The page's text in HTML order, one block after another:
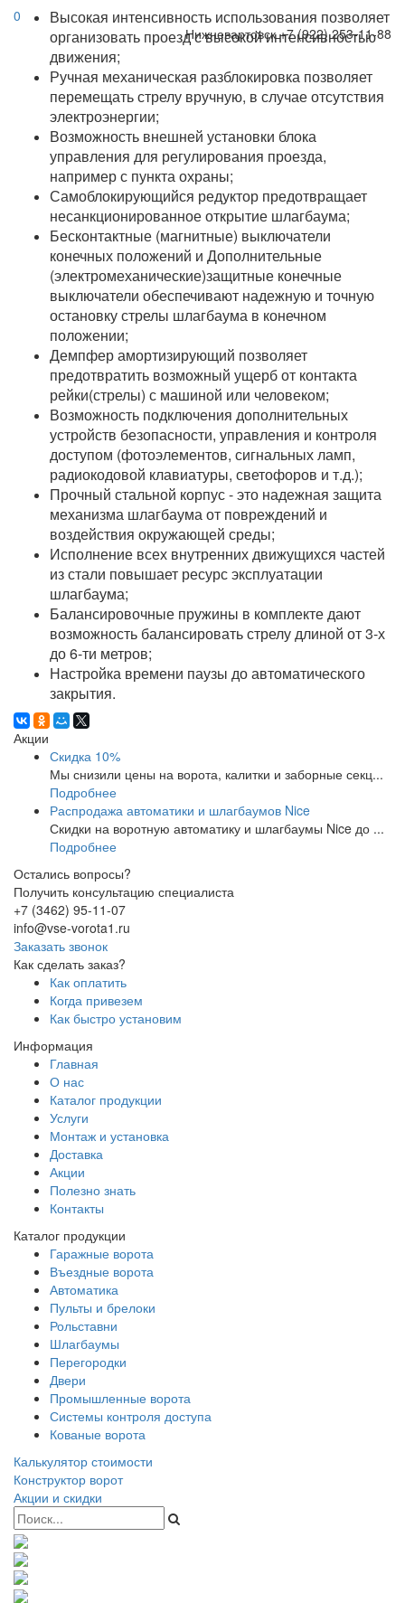
0
Нижневартовск+7 (922) 253-11-88
Высокая интенсивность использования позволяет
организовать проезд с высокой интенсивностью
движения;
Ручная механическая разблокировка позволяет
перемещать стрелу вручную, в случае отсутствия
электроэнергии;
Возможность внешней установки блока
управления для регулирования проезда,
например с пункта охраны;
Самоблокирующийся редуктор предотвращает
несанкционированное открытие шлагбаума;
Бесконтактные (магнитные) выключатели
конечных положений и Дополнительные
(электромеханические)защитные конечные
выключатели обеспечивают надежную и точную
остановку стрелы шлагбаума в конечном
положении;
Демпфер амортизирующий позволяет
предотвратить возможный ущерб от контакта
рейки(стрелы) с машиной или человеком;
Возможность подключения дополнительных
устройств безопасности, управления и контроля
доступом (фотоэлементов, сигнальных ламп,
радиокодовой клавиатуры, светофоров и т.д.);
Прочный стальной корпус - это надежная защита
механизма шлагбаума от повреждений и
воздействия окружающей среды;
Исполнение всех внутренних движущихся частей
из стали повышает ресурс эксплуатации
шлагбаума;
Балансировочные пружины в комплекте дают
возможность балансировать стрелу длиной от 3-х
до 6-ти метров;
Настройка времени паузы до автоматического
закрытия.
Акции
Скидка 10%
Мы снизили цены на ворота, калитки и заборные секц...
Подробнее
Распродажа автоматики и шлагбаумов Nice
Скидки на воротную автоматику и шлагбаумы Nice до ...
Подробнее
Остались вопросы?
Получить консультацию специалиста
+7 (3462) 95-11-07
info@vse-vorota1.ru
Заказать звонок
Как сделать заказ?
Как оплатить
Когда привезем
Как быстро установим
Информация
Главная
О нас
Каталог продукции
Услуги
Монтаж и установка
Доставка
Акции
Полезно знать
Контакты
Каталог продукции
Гаражные ворота
Въездные ворота
Автоматика
Пульты и брелоки
Рольставни
Шлагбаумы
Перегородки
Двери
Промышленные ворота
Системы контроля доступа
Кованые ворота
Калькулятор стоимости
Конструктор ворот
Акции и скидки